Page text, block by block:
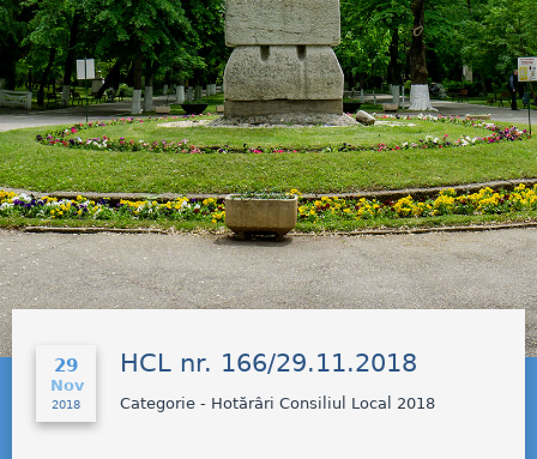
29
Nov
2018
HCL nr. 166/29.11.2018
Categorie - Hotărâri Consiliul Local 2018